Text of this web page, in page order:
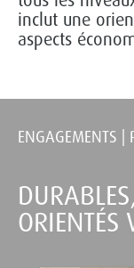
inclut une
aspects
ENGAGEMENTS |
ORIENTÉS